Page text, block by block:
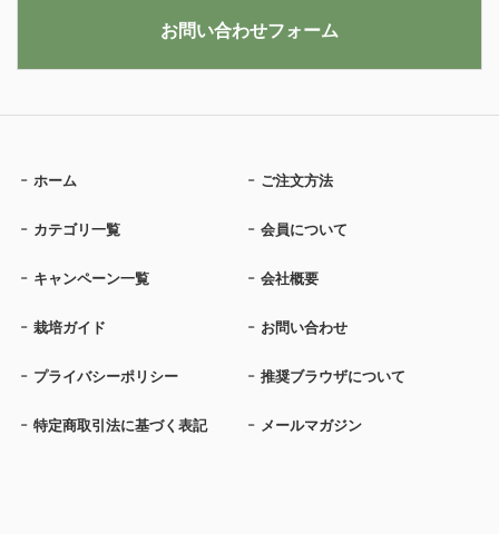
ホーム ご注文方法
カテゴリ一覧 会員について
キャンペーン一覧 会社概要
栽培ガイド お問い合わせ
プライバシーポリシー 推奨ブラウザについて
特定商取引法に基づく表記 メールマガジン
お問い合わせフォーム